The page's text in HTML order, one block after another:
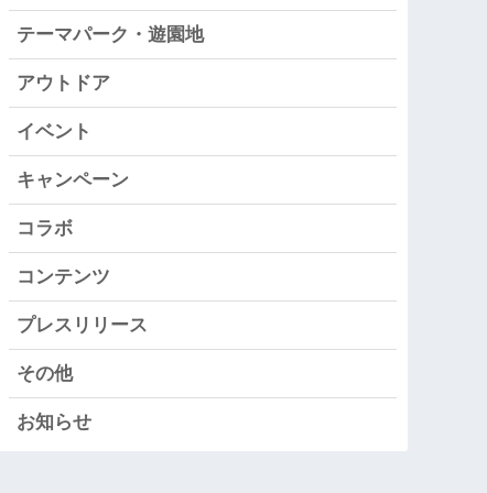
テーマパーク・遊園地
アウトドア
イベント
キャンペーン
コラボ
コンテンツ
プレスリリース
その他
お知らせ